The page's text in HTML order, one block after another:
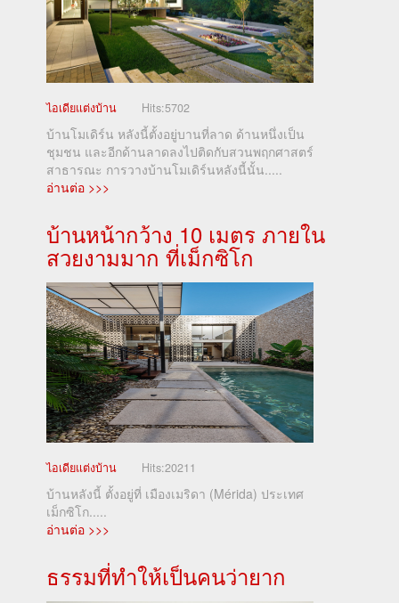
ไอเดียแต่งบ้าน Hits:5702
บ้านโมเดิร์น หลังนี้ตั้งอยู่บานที่ลาด ด้านหนึ่งเป็น
ชุมชน และอีกด้านลาดลงไปติดกับสวนพฤกศาสตร์
สาธารณะ การวางบ้านโมเดิร์นหลังนี้นั้น.....
อ่านต่อ >>>
บ้านหน้ากว้าง 10 เมตร ภายใน
สวยงามมาก ที่เม็กซิโก
ไอเดียแต่งบ้าน Hits:20211
บ้านหลังนี้ ตั้งอยู่ที่ เมืองเมริดา (Mérida) ประเทศ
เม็กซิโก.....
อ่านต่อ >>>
ธรรมที่ทำให้เป็นคนว่ายาก